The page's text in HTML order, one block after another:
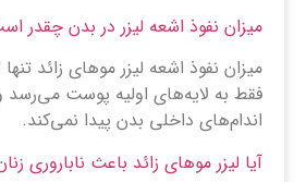
میزان نفوذ اشعه لیزر در بدن چقدر
میزان نفوذ اشعه لیزر موهای زائد
فقط به لایه‌های اولیه پوست می‌رسد
اندام‌های داخلی بدن پیدا نمی‌کند.
آیا لیزر موهای زائد باعث ناباروری